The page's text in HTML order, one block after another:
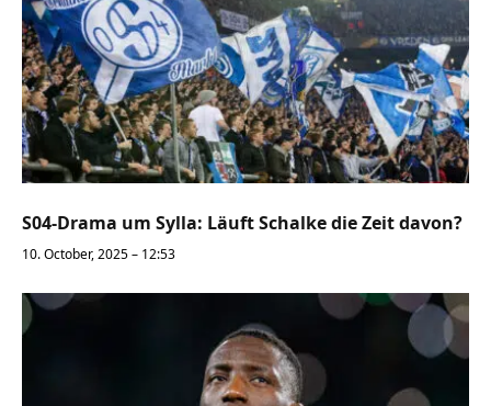
S04-Drama um Sylla: Läuft Schalke die Zeit davon?
10. October, 2025 – 12:53